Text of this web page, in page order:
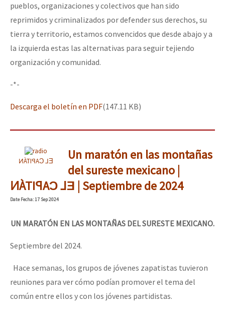
pueblos, organizaciones y colectivos que han sido
reprimidos y criminalizados por defender sus derechos, su
tierra y territorio, estamos convencidos que desde abajo y a
la izquierda estas las alternativas para seguir tejiendo
organización y comunidad.
-*-
Descarga el boletín en PDF(147.11 KB)
ͶÀTIꟼAƆ ⅃Ǝ
Un maratón en las montañas
del sureste mexicano |
ͶÀTIꟼAƆ ⅃Ǝ | Septiembre de 2024
DateFecha: 17 Sep 2024
UN MARATÓN EN LAS MONTAÑAS DEL SURESTE MEXICANO.
Septiembre del 2024.
Hace semanas, los grupos de jóvenes zapatistas tuvieron
reuniones para ver cómo podían promover el tema del
común entre ellos y con los jóvenes partidistas.